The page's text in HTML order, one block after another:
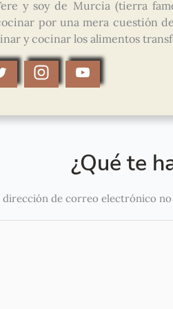
y soy de Murcia (tierra
por una mera cuestión
y cocinar los alimentos
¿Qué te
dirección de correo electrónico no